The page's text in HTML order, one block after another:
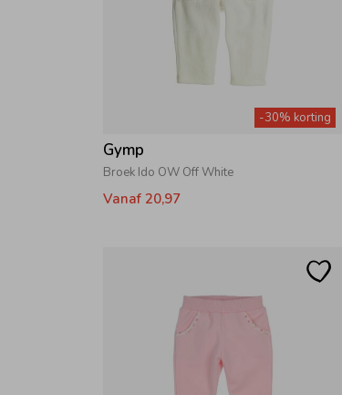
-30% korting
Gymp
Broek Ido OW Off White
Vanaf 20,97